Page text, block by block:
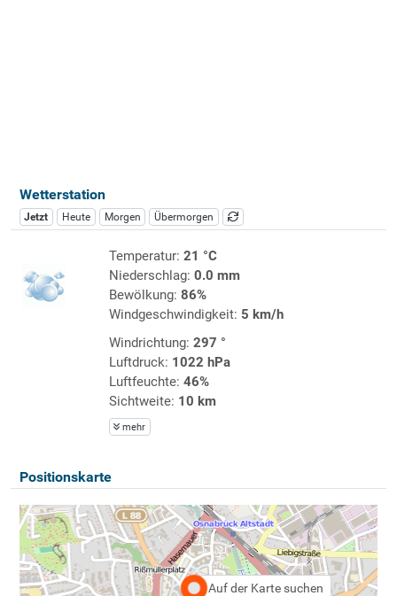
Wetterstation
Jetzt Heute Morgen Übermorgen
Temperatur: 21 °C
Niederschlag: 0.0 mm
Bewölkung: 86%
Windgeschwindigkeit: 5 km/h
Windrichtung: 297 °
Luftdruck: 1022 hPa
Luftfeuchte: 46%
Sichtweite: 10 km
mehr
Positionskarte
Auf der Karte suchen